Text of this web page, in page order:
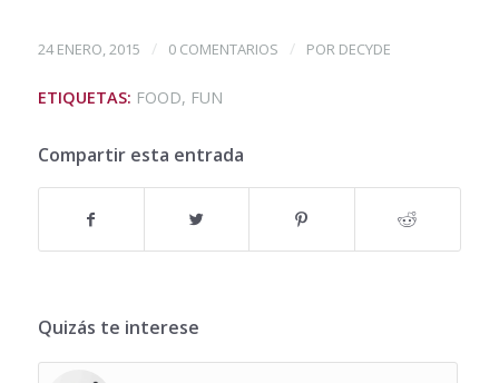
24 ENERO, 2015 / 0 COMENTARIOS / POR DECYDE
ETIQUETAS: FOOD, FUN
Compartir esta entrada
Quizás te interese